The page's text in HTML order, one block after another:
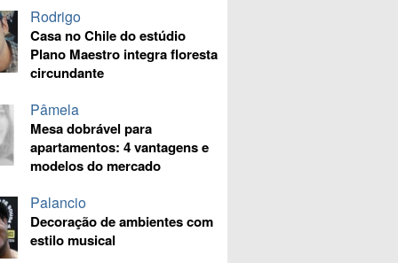
Rodrigo
Casa no Chile do estúdio
Plano Maestro integra floresta
circundante
Pâmela
Mesa dobrável para
apartamentos: 4 vantagens e
modelos do mercado
Palancio
Decoração de ambientes com
estilo musical